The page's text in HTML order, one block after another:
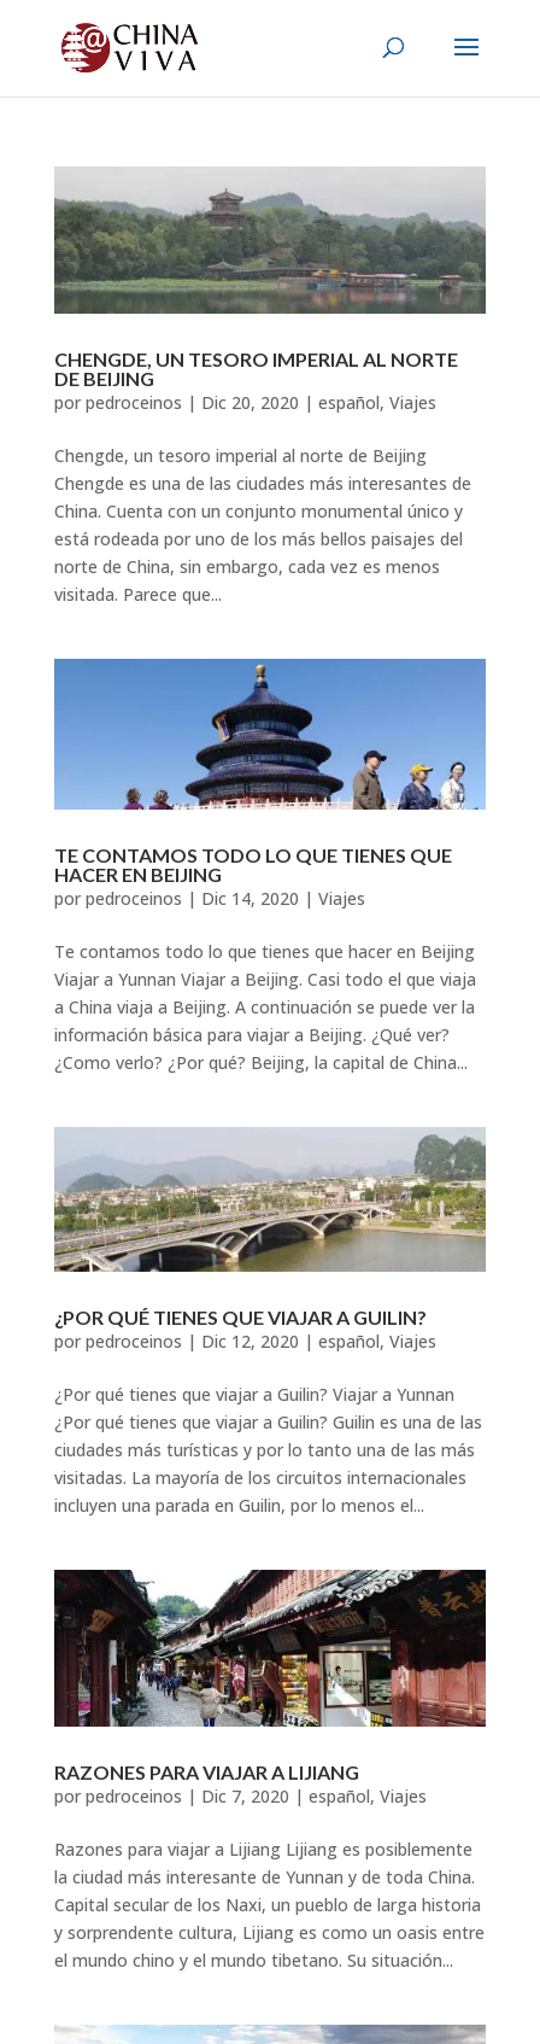
CHENGDE, UN TESORO IMPERIAL AL NORTE
DE BEIJING
por pedroceinos | Dic 20, 2020 | español, Viajes
Chengde, un tesoro imperial al norte de Beijing
Chengde es una de las ciudades más interesantes de
China. Cuenta con un conjunto monumental único y
está rodeada por uno de los más bellos paisajes del
norte de China, sin embargo, cada vez es menos
visitada. Parece que...
TE CONTAMOS TODO LO QUE TIENES QUE
HACER EN BEIJING
por pedroceinos | Dic 14, 2020 | Viajes
Te contamos todo lo que tienes que hacer en Beijing
Viajar a Yunnan Viajar a Beijing. Casi todo el que viaja
a China viaja a Beijing. A continuación se puede ver la
información básica para viajar a Beijing. ¿Qué ver?
¿Como verlo? ¿Por qué? Beijing, la capital de China...
¿POR QUÉ TIENES QUE VIAJAR A GUILIN?
por pedroceinos | Dic 12, 2020 | español, Viajes
¿Por qué tienes que viajar a Guilin? Viajar a Yunnan
¿Por qué tienes que viajar a Guilin? Guilin es una de las
ciudades más turísticas y por lo tanto una de las más
visitadas. La mayoría de los circuitos internacionales
incluyen una parada en Guilin, por lo menos el...
RAZONES PARA VIAJAR A LIJIANG
por pedroceinos | Dic 7, 2020 | español, Viajes
Razones para viajar a Lijiang Lijiang es posiblemente
la ciudad más interesante de Yunnan y de toda China.
Capital secular de los Naxi, un pueblo de larga historia
y sorprendente cultura, Lijiang es como un oasis entre
el mundo chino y el mundo tibetano. Su situación...